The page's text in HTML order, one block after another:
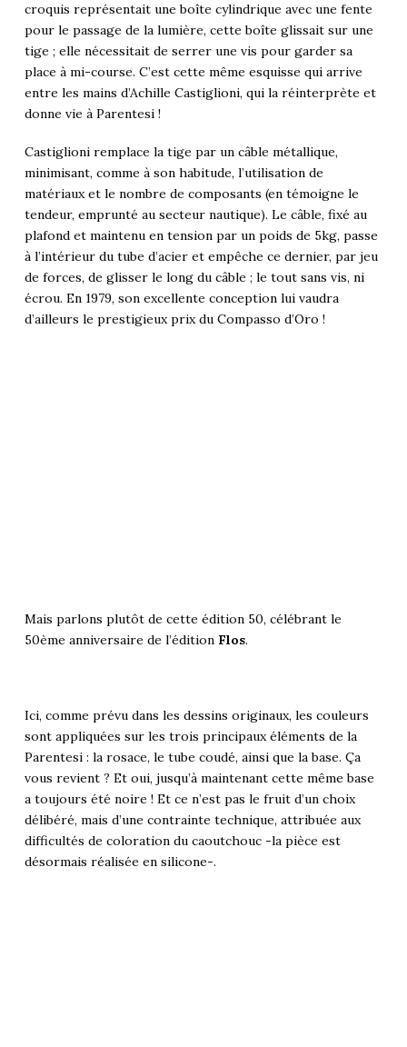
croquis représentait une boîte cylindrique avec une fente
pour le passage de la lumière, cette boîte glissait sur une
tige ; elle nécessitait de serrer une vis pour garder sa
place à mi-course. C’est cette même esquisse qui arrive
entre les mains d’Achille Castiglioni, qui la réinterprète et
donne vie à Parentesi !
Castiglioni remplace la tige par un câble métallique,
minimisant, comme à son habitude, l’utilisation de
matériaux et le nombre de composants (en témoigne le
tendeur, emprunté au secteur nautique). Le câble, fixé au
plafond et maintenu en tension par un poids de 5kg, passe
à l’intérieur du tube d’acier et empêche ce dernier, par jeu
de forces, de glisser le long du câble ; le tout sans vis, ni
écrou. En 1979, son excellente conception lui vaudra
d’ailleurs le prestigieux prix du Compasso d’Oro !
Mais parlons plutôt de cette édition 50, célébrant le
50ème anniversaire de l’édition Flos.
Ici, comme prévu dans les dessins originaux, les couleurs
sont appliquées sur les trois principaux éléments de la
Parentesi : la rosace, le tube coudé, ainsi que la base. Ça
vous revient ? Et oui, jusqu’à maintenant cette même base
a toujours été noire ! Et ce n’est pas le fruit d’un choix
délibéré, mais d’une contrainte technique, attribuée aux
difficultés de coloration du caoutchouc -la pièce est
désormais réalisée en silicone-.